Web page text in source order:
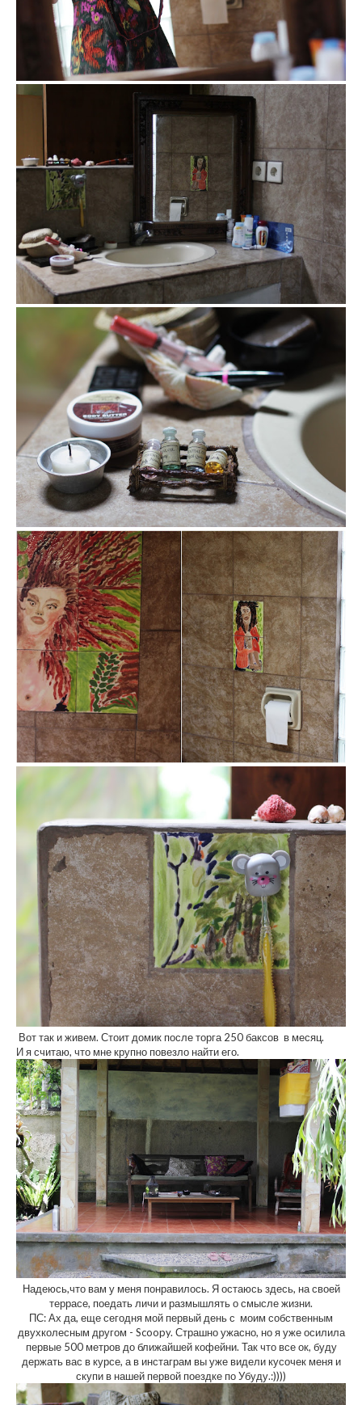
Вот так и живем. Стоит домик после торга 250 баксов в месяц.
И я считаю, что мне крупно повезло найти его.
Надеюсь,что вам у меня понравилось. Я остаюсь здесь, на своей
террасе, поедать личи и размышлять о смысле жизни.
ПС: Ах да, еще сегодня мой первый день с моим собственным
двухколесным другом - Scoopy. Страшно ужасно, но я уже осилила
первые 500 метров до ближайшей кофейни. Так что все ок, буду
держать вас в курсе, а в инстаграм вы уже видели кусочек меня и
скупи в нашей первой поездке по Убуду.:))))